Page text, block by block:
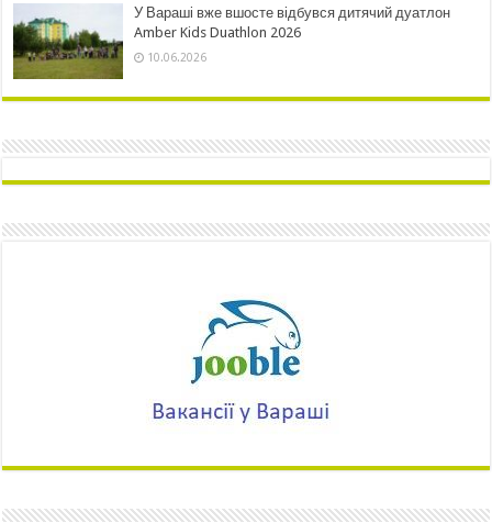
У Вараші вже вшосте відбувся дитячий дуатлон
Amber Kids Duathlon 2026
10.06.2026